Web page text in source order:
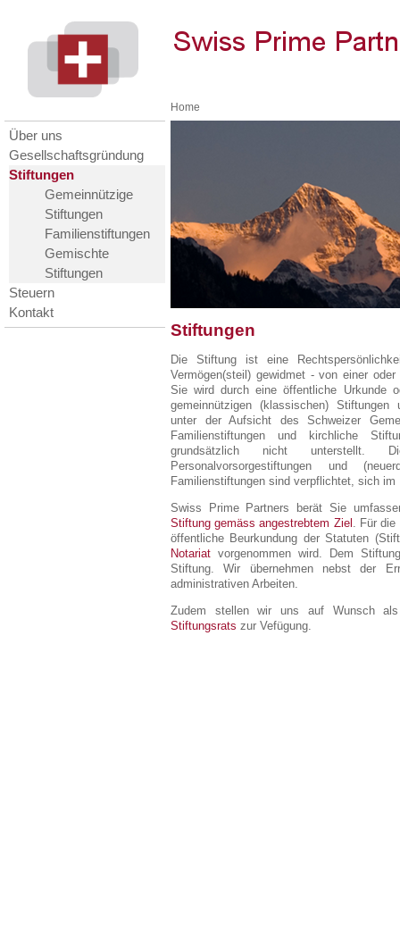
Home
Über uns
Gesellschaftsgründung
Stiftungen
Gemeinnützige
Stiftungen
Familienstiftungen
Gemischte
Stiftungen
Steuern
Kontakt
Stiftungen
Die Stiftung ist eine
Vermögen(steil) gewidmet - von einer
Sie wird durch eine öffentliche Urkunde
gemeinnützigen (klassischen) Stiftungen
unter der Aufsicht des Schweizer
Familienstiftungen und kirchliche
grundsätzlich nicht unterstellt.
Personalvorsorgestiftungen und
Familienstiftungen sind verpflichtet, sich
Swiss Prime Partners berät Sie
Stiftung gemäss angestrebtem Ziel . Für die
öffentliche Beurkundung der Statuten
Notariat vorgenommen wird. Dem
Stiftung. Wir übernehmen nebst der
administrativen Arbeiten.
Zudem stellen wir uns auf Wunsch
Stiftungsrats zur Vefügung.